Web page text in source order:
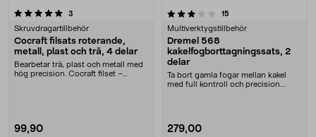
3
Skruvdragartillbehör
Cocraft filsats roterande,
metall, plast och trä, 4 delar
Bearbetar trä, plast och metall med
hög precision. Cocraft filset –
99,90
3.5 av 5 stjärnor 15
Multiverktygstillbehör
Dremel 568
kakelfogborttagningssats, 2
delar
Ta bort gamla fogar mellan kakel
med full kontroll och precision.
279,00